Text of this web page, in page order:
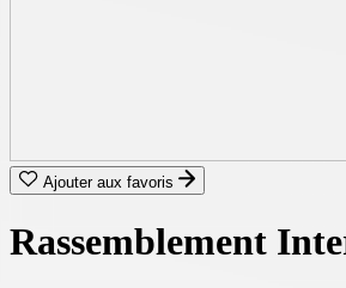
Ajouter aux favoris
Rassemblement